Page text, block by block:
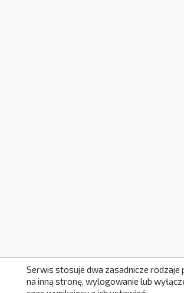
Serwis stosuje dwa zasadnicze
na inną stronę, wylogowanie lub